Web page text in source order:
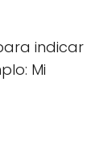
indicar
Mi